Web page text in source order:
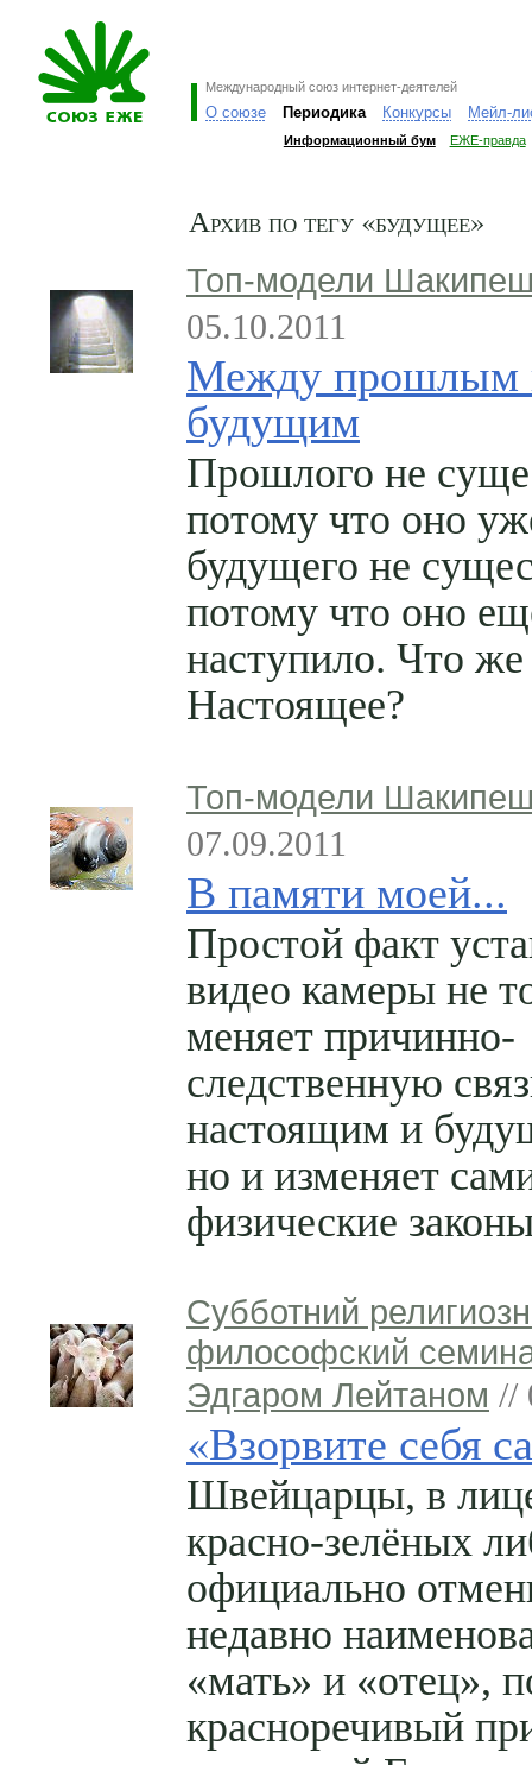
Международный союз интернет-деятелей
О союзе Периодика Конкурсы Мейл-
Информационный бум ЕЖЕ-правда
Архив по тегу «будущее»
Топ-модели
05.10.2011
Между прошлым
будущим
Прошлого не
потому что оно
будущего не
потому что оно
наступило. Что же
Настоящее?
Топ-модели
07.09.2011
В памяти моей...
Простой факт
видео камеры не
меняет причинно-
следственную
настоящим и
но и изменяет
физические
Субботний
философский
Эдгаром Лейтаном //
«Взорвите себя
Швейцарцы, в
красно-зелёных
официально
недавно
«мать» и «отец»,
красноречивый